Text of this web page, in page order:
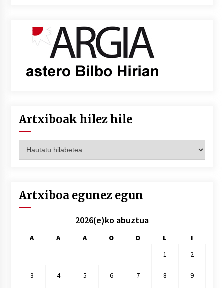
Artxiboak hilez hile
hilez
Artxiboa egunez egun
2026(e)ko abuztua
A A A O O L
I
1
2
3 4 5 6 7 8 9